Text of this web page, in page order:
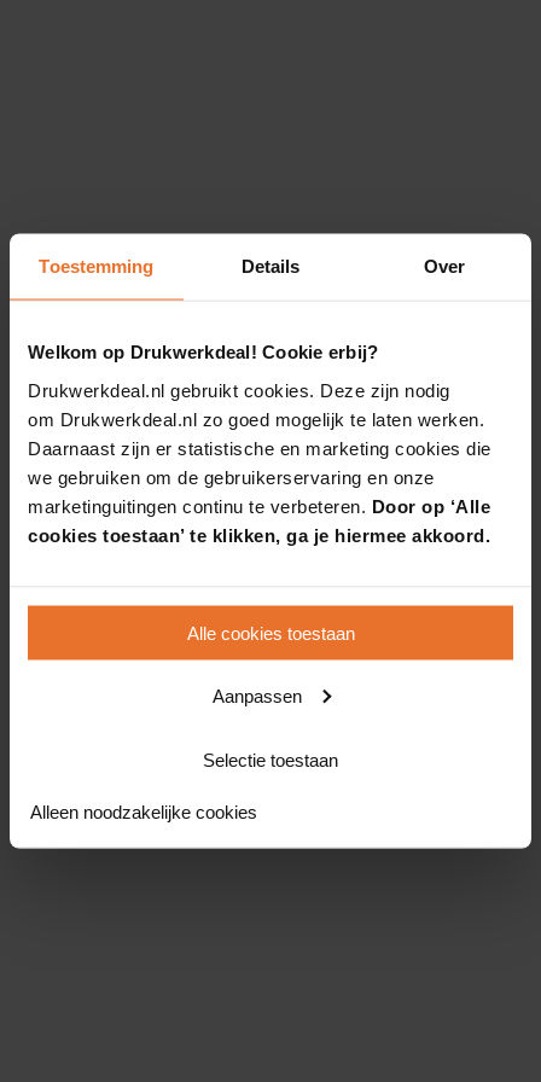
Toestemming Details Over
Welkom op Drukwerkdeal! Cookie erbij?
Drukwerkdeal.nl gebruikt cookies. Deze zijn nodig
om Drukwerkdeal.nl zo goed mogelijk te laten werken.
Daarnaast zijn er statistische en marketing cookies die
we gebruiken om de gebruikerservaring en onze
marketinguitingen continu te verbeteren. Door op ‘Alle
cookies toestaan’ te klikken, ga je hiermee akkoord.
Alle cookies toestaan
Aanpassen
Selectie toestaan
Alleen noodzakelijke cookies